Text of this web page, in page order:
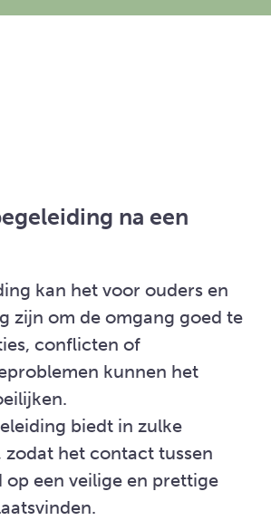
na een
kan het voor ouders en
zijn om de omgang goed te
conflicten of
kunnen het
biedt in zulke
zodat het contact tussen
op een veilige en prettige